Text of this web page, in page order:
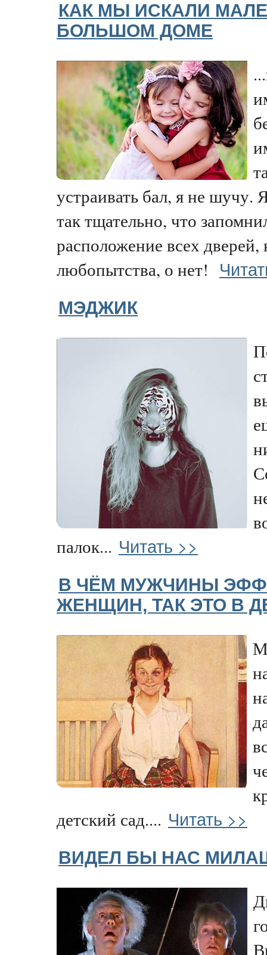
КАК МЫ ИСКАЛИ
БОЛЬШОМ ДОМЕ
устраивать бал, я не шучу.
так тщательно, что
расположение всех дверей,
любопытства, о нет!
МЭДЖИК
палок... Читать >>
В ЧЁМ МУЖЧИНЫ
ЖЕНЩИН, ТАК ЭТО В
детский сад.... Читать >>
ВИДЕЛ БЫ НАС